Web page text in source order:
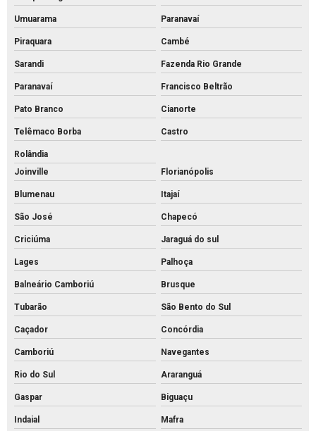
Pisos intertravados de concreto venda
Preço bloco de concreto 14x19x39
Preço bloco de concreto 9x19x39
Preço bloco de concreto para calçada
Preço bloco de concreto estrutural
Preço bloco de concreto para muro
Preço bloco de concreto
Preço de piso intertravado de concreto
Pvs artefatos de concreto
Pvs concreto preço
Pvs concreto rs
Pvs concreto valor
Pvs concreto
Tijolo de concreto para calçada
Tijolo de concreto maciço
Tijolo de concreto para muro
Umuarama Paranavaí
Piraquara Cambé
Sarandi Fazenda Rio Grande
Paranavaí Francisco Beltrão
Pato Branco Cianorte
Telêmaco Borba Castro
Rolândia
Joinville
Florianópolis
Blumenau Itajaí
São José Chapecó
Criciúma Jaraguá do sul
Lages Palhoça
Balneário Camboriú Brusque
Tubarão São Bento do Sul
Caçador Concórdia
Camboriú Navegantes
Rio do Sul Araranguá
Gaspar Biguaçu
Indaial Mafra